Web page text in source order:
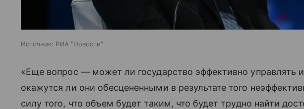
Источник: РИА "Новости"
«Еще вопрос — может ли государство эффективно управлять
окажутся ли они обесцененными в результате того
силу того, что объем будет таким, что будет трудно найти